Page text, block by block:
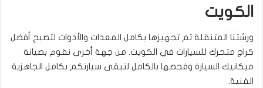
الكويت
ورشتنا المتنقلة تم تجهيزها بكامل المعدات والأدوات لتصبح أفضل
كراج متحرك للسيارات في الكويت. من جهة أخرى نقوم بصيانة
ميكانيك السيارة وفحصها بالكامل لتبقى سيارتكم بكامل الجاهزية
الفنية.